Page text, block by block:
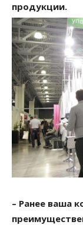
продукции.
– Ранее ваша